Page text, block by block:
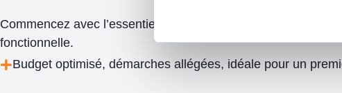
Commencez avec l’essentiel : une maison de moins de 50
fonctionnelle.
Budget optimisé, démarches allégées, idéale pour un